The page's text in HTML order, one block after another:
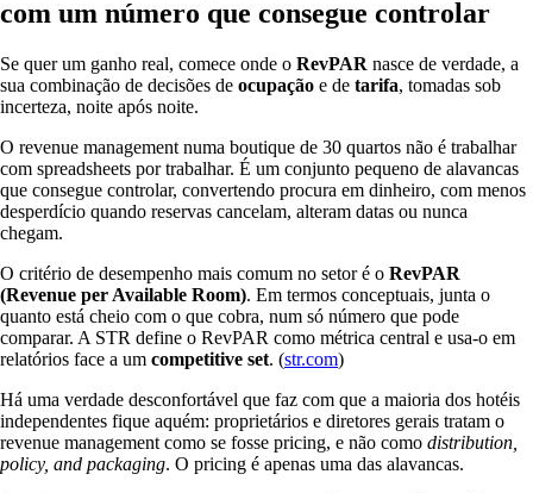
com um número que consegue controlar
Se quer um ganho real, comece onde o RevPAR nasce de verdade, a
sua combinação de decisões de ocupação e de tarifa, tomadas sob
incerteza, noite após noite.
O revenue management numa boutique de 30 quartos não é trabalhar
com spreadsheets por trabalhar. É um conjunto pequeno de alavancas
que consegue controlar, convertendo procura em dinheiro, com menos
desperdício quando reservas cancelam, alteram datas ou nunca
chegam.
O critério de desempenho mais comum no setor é o RevPAR
(Revenue per Available Room). Em termos conceptuais, junta o
quanto está cheio com o que cobra, num só número que pode
comparar. A STR define o RevPAR como métrica central e usa-o em
relatórios face a um competitive set. (str.com)
Há uma verdade desconfortável que faz com que a maioria dos hotéis
independentes fique aquém: proprietários e diretores gerais tratam o
revenue management como se fosse pricing, e não como distribution,
policy, and packaging. O pricing é apenas uma das alavancas.